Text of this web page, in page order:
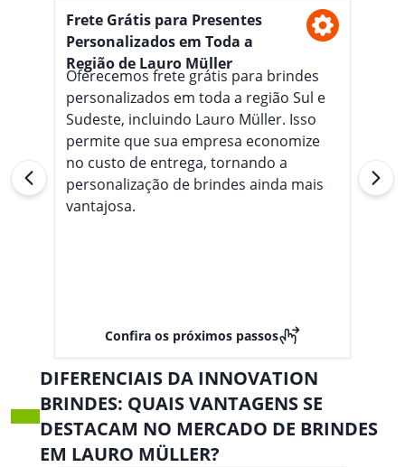
Frete Grátis para Presentes
Personalizados em Toda a
Região de Lauro Müller
Oferecemos frete grátis para brindes
personalizados em toda a região Sul e
Sudeste, incluindo Lauro Müller. Isso
permite que sua empresa economize
no custo de entrega, tornando a
personalização de brindes ainda mais
vantajosa.
Confira os próximos passos
DIFERENCIAIS DA INNOVATION
BRINDES: QUAIS VANTAGENS SE
DESTACAM NO MERCADO DE BRINDES
EM LAURO MÜLLER?